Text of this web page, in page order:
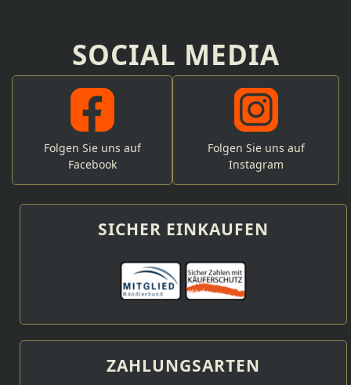
SOCIAL MEDIA
Folgen Sie uns auf
Facebook
Folgen Sie uns auf
Instagram
SICHER EINKAUFEN
ZAHLUNGSARTEN